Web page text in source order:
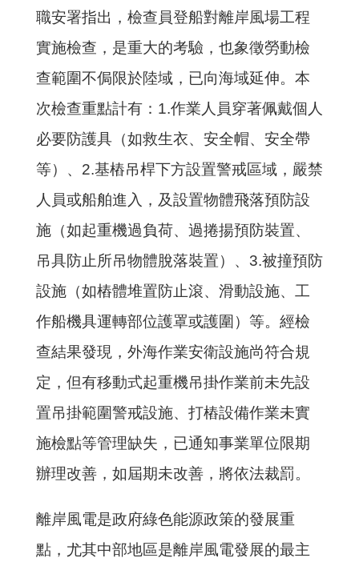
職安署指出，檢查員登船對離岸風場工程
實施檢查，是重大的考驗，也象徵勞動檢
查範圍不侷限於陸域，已向海域延伸。本
次檢查重點計有： 1.作業人員穿著佩戴個人
必要防護具（如救生衣、安全帽、安全帶
等）、2.基樁吊桿下方設置警戒區域，嚴禁
人員或船舶進入，及設置物體飛落預防設
施（如起重機過負荷、過捲揚預防裝置、
吊具防止所吊物體脫落裝置）、 3.被撞預防
設施（如樁體堆置防止滾、滑動設施、工
作船機具運轉部位護罩或護圍）等。經檢
查結果發現，外海作業安衛設施尚符合規
定，但有移動式起重機吊掛作業前未先設
置吊掛範圍警戒設施、打樁設備作業未實
施檢點等管理缺失，已通知事業單位限期
辦理改善，如屆期未改善，將依法裁罰。
離岸風電是政府綠色能源政策的發展重
點，尤其中部地區是離岸風電發展的最主